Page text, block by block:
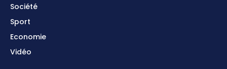
Société
Sport
Economie
Vidéo